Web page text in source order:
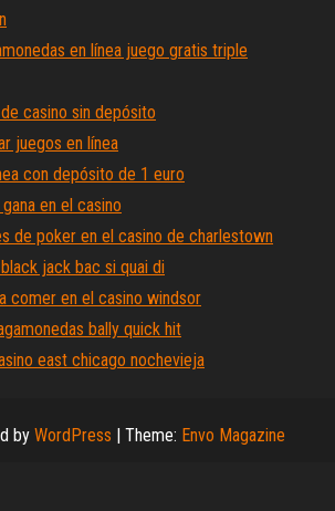
en línea juego gratis triple
casino sin depósito
juegos en línea
con depósito de 1 euro
en el casino
de poker en el casino de charlestown
jack bac si quai di
comer en el casino windsor
bally quick hit
east chicago nochevieja
by WordPress | Theme: Envo Magazine